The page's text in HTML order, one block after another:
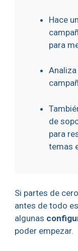
Hace
para
de
para
temas
Si partes de
antes de todo
algunas
poder empezar.